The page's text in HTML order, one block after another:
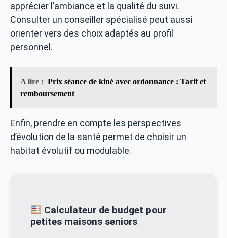
apprécier l’ambiance et la qualité du suivi.
Consulter un conseiller spécialisé peut aussi
orienter vers des choix adaptés au profil
personnel.
A lire : Prix séance de kiné avec ordonnance : Tarif et
remboursement
Enfin, prendre en compte les perspectives
d’évolution de la santé permet de choisir un
habitat évolutif ou modulable.
Calculateur de budget pour
petites maisons seniors